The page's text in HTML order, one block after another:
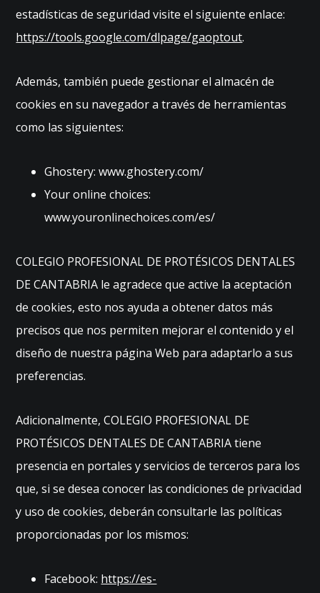
estadísticas de seguridad visite el siguiente enlace:
https://tools.google.com/dlpage/gaoptout.
Además, también puede gestionar el almacén de
cookies en su navegador a través de herramientas
como las siguientes:
Ghostery:www.ghostery.com/
Your online choices:
www.youronlinechoices.com/es/
COLEGIO PROFESIONAL DE PROTÉSICOS DENTALES
DE CANTABRIA le agradece que active la aceptación
de cookies, esto nos ayuda a obtener datos más
precisos que nos permiten mejorar el contenido y el
diseño de nuestra página Web para adaptarlo a sus
preferencias.
Adicionalmente, COLEGIO PROFESIONAL DE
PROTÉSICOS DENTALES DE CANTABRIA tiene
presencia en portales y servicios de terceros para los
que, si se desea conocer las condiciones de privacidad
y uso de cookies, deberán consultarle las políticas
proporcionadas por los mismos:
Facebook: https://es-